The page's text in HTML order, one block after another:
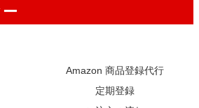
Amazon 商品登録代行
定期登録